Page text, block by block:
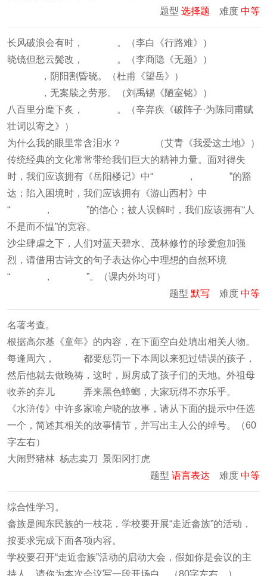
题型 选择题 难度 中等
长风破浪会有时， 。（李白《行路难》）
晓镜但愁云鬓改， 。（李商隐《无题》）
，阴阳割昏晓。（杜甫《望岳》）
，无案牍之劳形。（刘禹锡《陋室铭》）
八百里分麾下炙， 。（辛弃疾《破阵子·为陈同甫赋
壮词以寄之》）
为什么我的眼里常含泪水？ （艾青《我爱这土地》）
传统经典的文化常常带给我们巨大的精神力量。面对得失
时，我们应该拥有《岳阳楼记》中“ ， ”的豁
达；陷入困境时，我们应该拥有《游山西村》中
“ ， ”的信心；被人误解时，我们应该拥有“人
不是而不愠”的宽容。
沙尘肆虐之下，人们对蓝天碧水、茂林修竹的珍爱愈加强
烈，请借用古诗文的句子表达你心中理想的自然环境
“ ， ”。（课内外均可）
题型 默写 难度 中等
名著考查。
根据高尔基《童年》的内容，在下面空白处填出相关人物。
每逢周六， 都要惩罚一下本周以来犯过错误的孩子，
然后他就去做晚祷，这时，厨房成了孩子们的天地。外祖母
收养的弃儿 弄来黑色蟑螂，大家玩得不亦乐乎。
《水浒传》中许多家喻户晓的故事，请从下面的提示中任选
一个，简述其相关的故事情节，并写出主人公的绰号。（60
字左右）
大闹野猪林 杨志卖刀 景阳冈打虎
题型 语言表达 难度 中等
综合性学习。
畲族是闽东民族的一枝花，学校要开展“走近畲族”的活动，
按要求完成下面各项内容。
学校要召开“走近畲族”活动的启动大会，假如你是会议的主
持人，请你为本次会议写一段开场白。（80字左右，）